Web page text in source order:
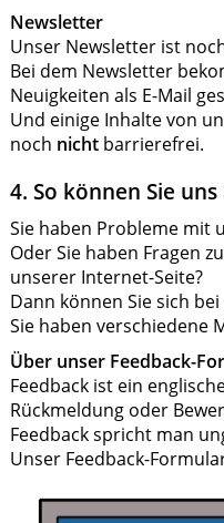
Newsletter
Unser Newsletter ist
Bei dem Newsletter
Neuigkeiten als E-Mail
Und einige Inhalte von
noch nichtbarrierefrei.
4. So können Sie
Sie haben Probleme mit
Oder Sie haben Fragen
unserer Internet-Seite?
Dann können Sie sich
Sie haben verschiedene
Über unser Feedback-
Feedback ist ein
Rückmeldung oder
Feedback spricht man
Unser Feedback-